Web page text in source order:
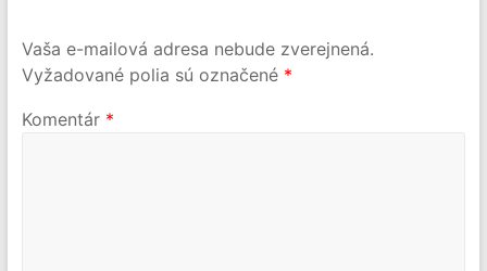
Vaša e-mailová adresa nebude zverejnená.
Vyžadované polia sú označené *
Komentár *